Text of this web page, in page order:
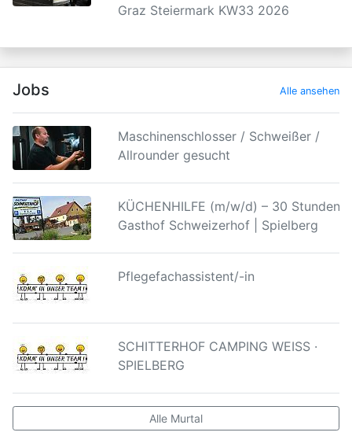
Graz Steiermark KW33 2026
Jobs Alle ansehen
Maschinenschlosser / Schweißer /
Allrounder gesucht
KÜCHENHILFE (m/w/d) – 30 Stunden |
Gasthof Schweizerhof | Spielberg
Pflegefachassistent/-in
SCHITTERHOF CAMPING WEISS ·
SPIELBERG
Alle Murtal